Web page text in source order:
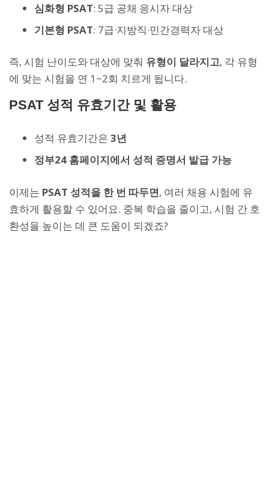
심화형 PSAT: 5급 공채 응시자 대상
기본형 PSAT: 7급·지방직·민간경력자 대상
즉, 시험 난이도와 대상에 맞춰 유형이 달라지고, 각 유형
에 맞는 시험을 연 1~2회 치르게 됩니다.
PSAT 성적 유효기간 및 활용
성적 유효기간은 3년
정부24 홈페이지에서 성적 증명서 발급 가능
이제는 PSAT 성적을 한 번 따두면, 여러 채용 시험에 유
효하게 활용할 수 있어요. 중복 학습을 줄이고, 시험 간 호
환성을 높이는 데 큰 도움이 되겠죠?